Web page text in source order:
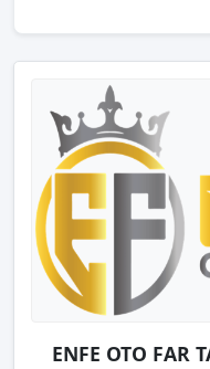
ENFE OTO FAR